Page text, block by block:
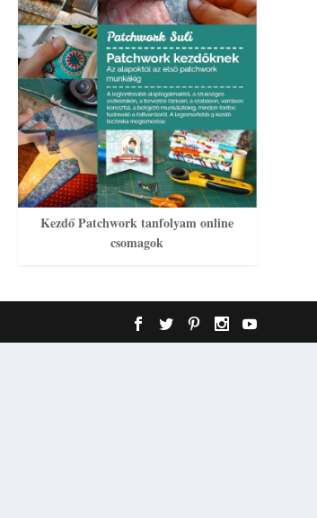
Kezdő Patchwork tanfolyam online
csomagok